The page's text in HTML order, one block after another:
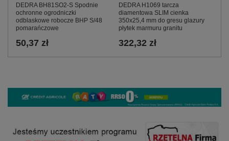
DEDRA BH81SO2-S Spodnie
ochronne ogrodniczki
odblaskowe robocze BHP S/48
pomarańczowe
50,37 zł
DEDRA H1069 tarcza
diamentowa SLIM cienka
350x25,4 mm do gresu glazury
płytek marmuru granitu
322,32 zł